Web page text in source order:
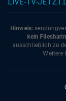
LIVE-TV-
Hinweis:
kein
ausschließlich zu
Weitere